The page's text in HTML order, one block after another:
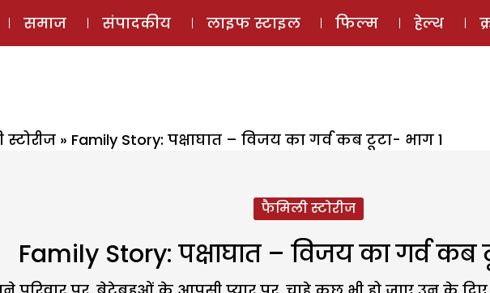
ई-मैगज़ीन
समाज संपादकीय लाइफ स्टाइल फिल्म हेल्थ
» Family Story: पक्षाघात – विजय का गर्व कब टूटा- भाग 1
फैमिली स्टोरीज
Family Story: पक्षाघात – विजय का गर्व कब